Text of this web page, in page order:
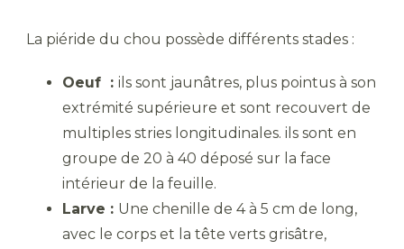
La piéride du chou possède différents stades :
Oeuf : ils sont jaunâtres, plus pointus à son
extrémité supérieure et sont recouvert de
multiples stries longitudinales. ils sont en
groupe de 20 à 40 déposé sur la face
intérieur de la feuille.
Larve : Une chenille de 4 à 5 cm de long,
avec le corps et la tête verts grisâtre,